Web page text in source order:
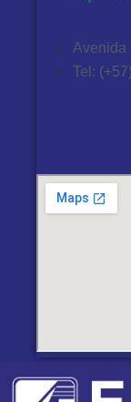
Avenida
Tel: